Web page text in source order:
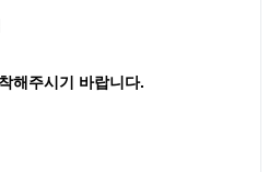
해주시기 바랍니다.